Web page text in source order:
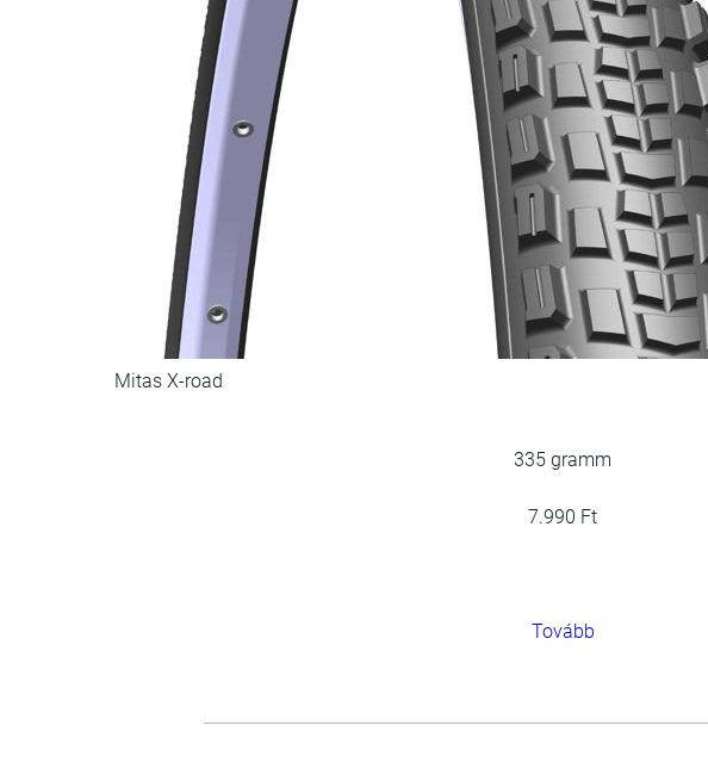
Mitas X-road
335 gramm
7.990 Ft
Tovább